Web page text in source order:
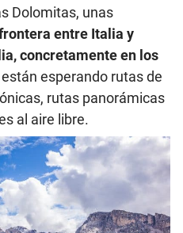
Dolomitas, unas
entre Italia y
concretamente en los
esperando rutas de
rutas panorámicas
al aire libre.